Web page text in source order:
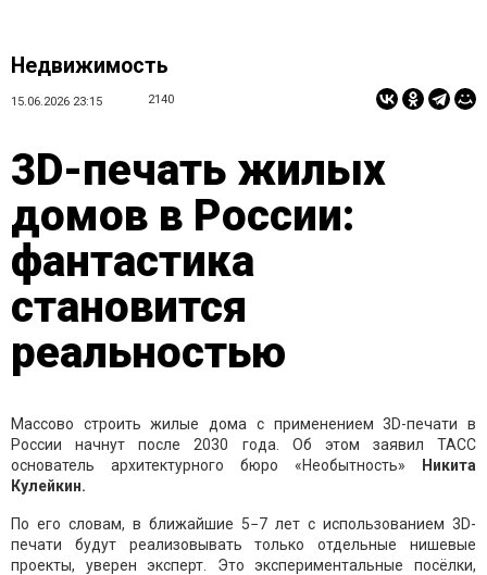
Недвижимость
15.06.2026 23:15 2140
3D-печать жилых
домов в России:
фантастика
становится
реальностью
Массово строить жилые дома с применением 3D-печати в
России начнут после 2030 года. Об этом заявил ТАСС
основатель архитектурного бюро «Необытность»
Никита
Кулейкин.
По его словам, в ближайшие 5−7 лет с использованием 3D-
печати будут реализовывать только отдельные нишевые
проекты, уверен эксперт. Это экспериментальные посёлки,